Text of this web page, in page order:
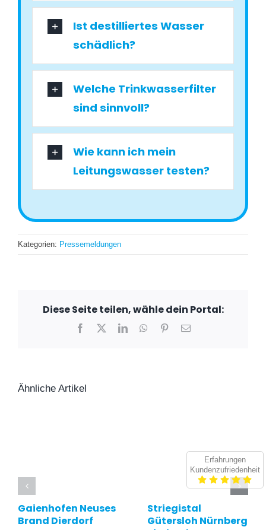
Ist destilliertes Wasser
schädlich?
Welche Trinkwasserfilter
sind sinnvoll?
Wie kann ich mein
Leitungswasser testen?
Kategorien: Pressemeldungen
Diese Seite teilen, wähle dein Portal:
Facebook LinkedInWhatsApp
Pinterest
E-
Ähnliche Artikel
Gaienhofen Neuses
Brand Dierdorf
Striegistal
Gütersloh Nürnberg
Erfahrungen
Kundenzufriedenheit